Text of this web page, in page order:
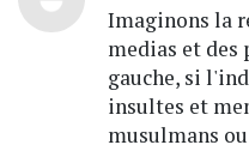
Imaginons la
medias et des
gauche, si
insultes et
musulmans